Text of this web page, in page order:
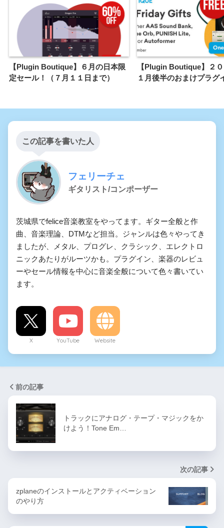
【Plugin Boutique】６月の日本限
定セール！（７月１１日まで）
【Plugin Boutique】２
１月後半のおまけプラグ
この記事を書いた人
フェリーチェ
ギタリスト/コンポーザー
茨城県でfelice音楽教室をやってます。ギター全般と作
曲、音楽理論、DTMなど担当。ジャンルは色々やってき
ましたが、メタル、プログレ、クラシック、エレクトロ
ニックあたりがルーツかも。プラグイン、楽器のレビュ
ーやセール情報を中心に音楽全般について色々書いてい
ます。
X YouTube Website
前の記事
トラックにアナログ・テープ・マジックをか
けよう！Tone Em…
次の記事
zplaneのインストールとアクティベーション
のやり方